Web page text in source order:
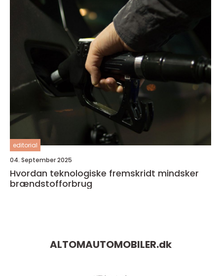
editorial
04. September 2025
Hvordan teknologiske fremskridt mindsker
brændstofforbrug
ALTOMAUTOMOBILER.dk